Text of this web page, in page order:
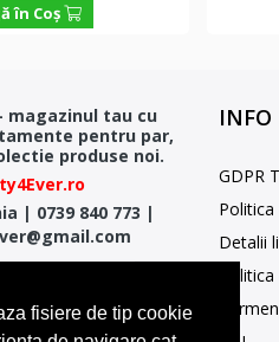
fisiere de tip cookie
în Coş
magazinul tau cu
pentru par,
produse noi.
| 0739 840 773 |
INFO
GDPR
Detalii